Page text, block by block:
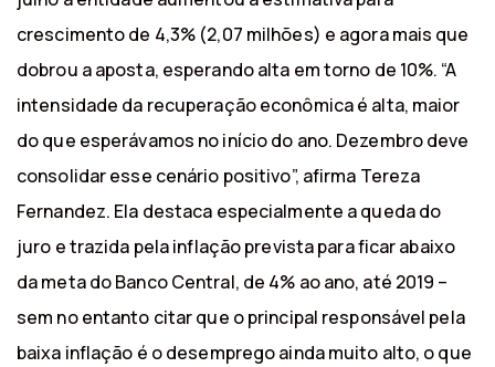
crescimento de 4,3% (2,07 milhões) e agora mais que
dobrou a aposta, esperando alta em torno de 10%. “A
intensidade da recuperação econômica é alta, maior
do que esperávamos no início do ano. Dezembro deve
consolidar esse cenário positivo”, afirma Tereza
Fernandez. Ela destaca especialmente a queda do
juro e trazida pela inflação prevista para ficar abaixo
da meta do Banco Central, de 4% ao ano, até 2019 –
sem no entanto citar que o principal responsável pela
baixa inflação é o desemprego ainda muito alto, o que